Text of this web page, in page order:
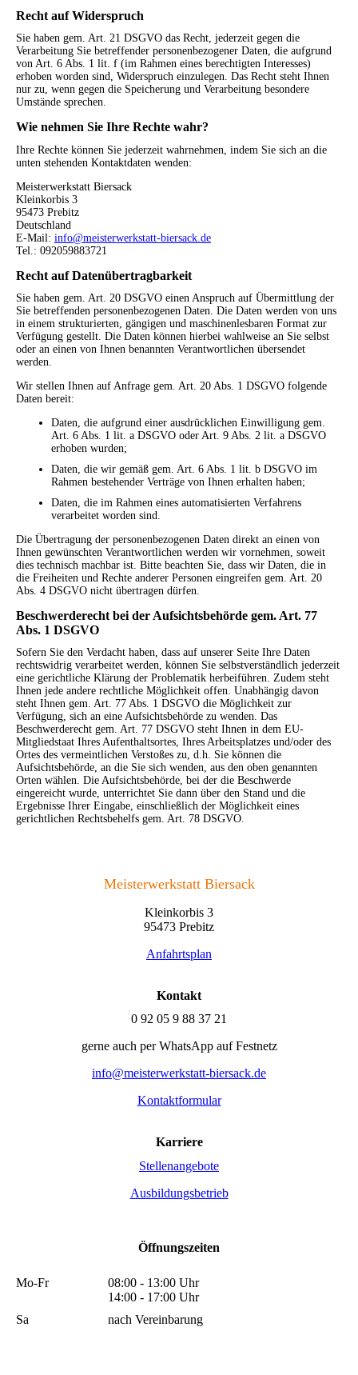
Recht auf Widerspruch
Sie haben gem. Art. 21 DSGVO das Recht, jederzeit gegen die
Verarbeitung Sie betreffender personenbezogener Daten, die aufgrund
von Art. 6 Abs. 1 lit. f (im Rahmen eines berechtigten Interesses)
erhoben worden sind, Widerspruch einzulegen. Das Recht steht Ihnen
nur zu, wenn gegen die Speicherung und Verarbeitung besondere
Umstände sprechen.
Wie nehmen Sie Ihre Rechte wahr?
Ihre Rechte können Sie jederzeit wahrnehmen, indem Sie sich an die
unten stehenden Kontaktdaten wenden:
Meisterwerkstatt Biersack
Kleinkorbis 3
95473 Prebitz
Deutschland
E-Mail: info@meisterwerkstatt-biersack.de
Tel.: 092059883721
Recht auf Datenübertragbarkeit
Sie haben gem. Art. 20 DSGVO einen Anspruch auf Übermittlung der
Sie betreffenden personenbezogenen Daten. Die Daten werden von uns
in einem strukturierten, gängigen und maschinenlesbaren Format zur
Verfügung gestellt. Die Daten können hierbei wahlweise an Sie selbst
oder an einen von Ihnen benannten Verantwortlichen übersendet
werden.
Wir stellen Ihnen auf Anfrage gem. Art. 20 Abs. 1 DSGVO folgende
Daten bereit:
Daten, die aufgrund einer ausdrücklichen Einwilligung gem.
Art. 6 Abs. 1 lit. a DSGVO oder Art. 9 Abs. 2 lit. a DSGVO
erhoben wurden;
Daten, die wir gemäß gem. Art. 6 Abs. 1 lit. b DSGVO im
Rahmen bestehender Verträge von Ihnen erhalten haben;
Daten, die im Rahmen eines automatisierten Verfahrens
verarbeitet worden sind.
Die Übertragung der personenbezogenen Daten direkt an einen von
Ihnen gewünschten Verantwortlichen werden wir vornehmen, soweit
dies technisch machbar ist. Bitte beachten Sie, dass wir Daten, die in
die Freiheiten und Rechte anderer Personen eingreifen gem. Art. 20
Abs. 4 DSGVO nicht übertragen dürfen.
Beschwerderecht bei der Aufsichtsbehörde gem. Art. 77
Abs. 1 DSGVO
Sofern Sie den Verdacht haben, dass auf unserer Seite Ihre Daten
rechtswidrig verarbeitet werden, können Sie selbstverständlich jederzeit
eine gerichtliche Klärung der Problematik herbeiführen. Zudem steht
Ihnen jede andere rechtliche Möglichkeit offen. Unabhängig davon
steht Ihnen gem. Art. 77 Abs. 1 DSGVO die Möglichkeit zur
Verfügung, sich an eine Aufsichtsbehörde zu wenden. Das
Beschwerderecht gem. Art. 77 DSGVO steht Ihnen in dem EU-
Mitgliedstaat Ihres Aufenthaltsortes, Ihres Arbeitsplatzes und/oder des
Ortes des vermeintlichen Verstoßes zu, d.h. Sie können die
Aufsichtsbehörde, an die Sie sich wenden, aus den oben genannten
Orten wählen. Die Aufsichtsbehörde, bei der die Beschwerde
eingereicht wurde, unterrichtet Sie dann über den Stand und die
Ergebnisse Ihrer Eingabe, einschließlich der Möglichkeit eines
gerichtlichen Rechtsbehelfs gem. Art. 78 DSGVO.
Meisterwerkstatt Biersack
Kleinkorbis 3
95473 Prebitz
Anfahrtsplan
Kontakt
0 92 05 9 88 37 21
gerne auch per WhatsApp auf Festnetz
info@meisterwerkstatt-biersack.de
Kontaktformular
Karriere
Stellenangebote
Ausbildungsbetrieb
Öffnungszeiten
Mo-Fr
08:00 - 13:00 Uhr
14:00 - 17:00 Uhr
Sa
nach Vereinbarung